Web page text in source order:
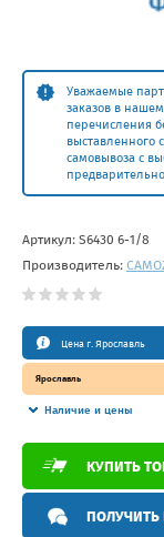
Уважаемые
заказов в
перечисления
выставленного
самовывоза с
Артикул: S6430 6-1/8
Производитель:
Цена г. Ярославль
Ярославль
Наличие и цены
КУПИТЬ
ПОЛУЧИТЬ